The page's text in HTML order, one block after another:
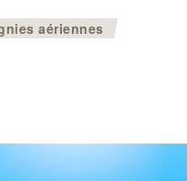
>
aériennes